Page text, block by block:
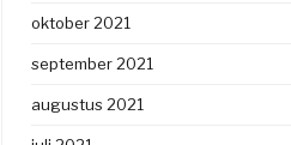
oktober 2021
september 2021
augustus 2021